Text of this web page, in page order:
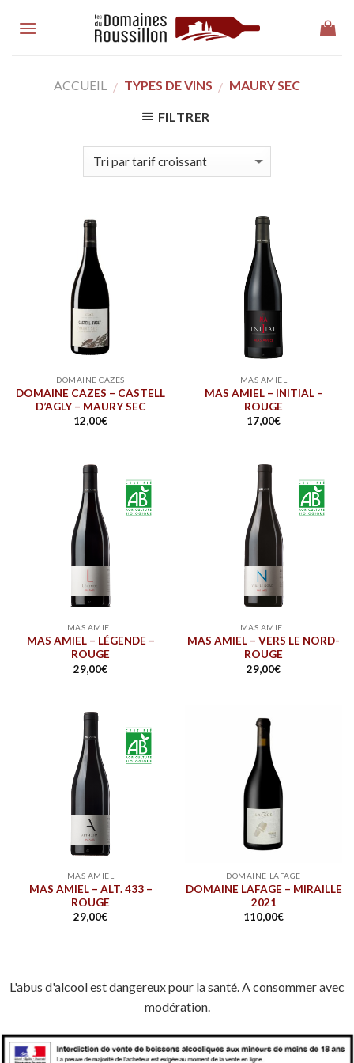
ACCUEIL / TYPES DE VINS / MAURY SEC
FILTRER
DOMAINE CAZES
DOMAINE CAZES – CASTELL
D’AGLY – MAURY SEC
12,00€
MAS AMIEL
MAS AMIEL – INITIAL –
ROUGE
17,00€
MAS AMIEL
MAS AMIEL – LÉGENDE –
ROUGE
29,00€
MAS AMIEL
MAS AMIEL – VERS LE NORD-
ROUGE
29,00€
MAS AMIEL
MAS AMIEL – ALT. 433 –
ROUGE
29,00€
DOMAINE LAFAGE
DOMAINE LAFAGE – MIRAILLE
2021
110,00€
L'abus d'alcool est dangereux pour la santé. A consommer avec
modération.